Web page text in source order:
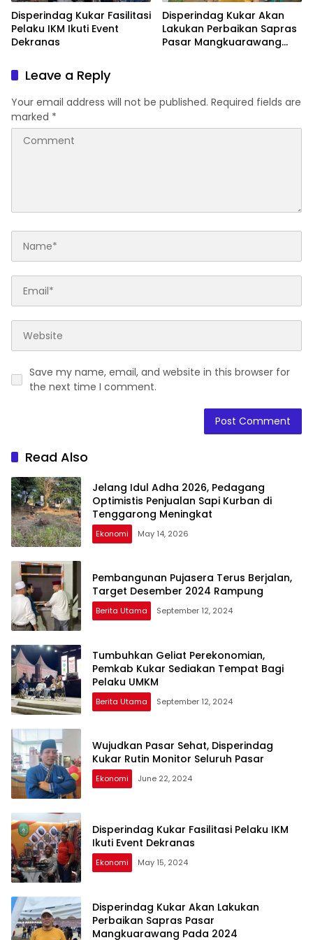
Disperindag Kukar Fasilitasi
Pelaku IKM Ikuti Event
Dekranas
Disperindag Kukar Akan
Lakukan Perbaikan Sapras
Pasar Mangkuarawang
Leave a Reply
Your email address will not be published. Required fields are
marked *
Save my name, email, and website in this browser for
the next time I comment.
Read Also
Jelang Idul Adha 2026, Pedagang
Optimistis Penjualan Sapi Kurban di
Tenggarong Meningkat
Ekonomi May 14, 2026
Pembangunan Pujasera Terus Berjalan,
Target Desember 2024 Rampung
Berita Utama September 12, 2024
Tumbuhkan Geliat Perekonomian,
Pemkab Kukar Sediakan Tempat Bagi
Pelaku UMKM
Berita Utama September 12, 2024
Wujudkan Pasar Sehat, Disperindag
Kukar Rutin Monitor Seluruh Pasar
Ekonomi June 22, 2024
Disperindag Kukar Fasilitasi Pelaku IKM
Ikuti Event Dekranas
Ekonomi May 15, 2024
Disperindag Kukar Akan Lakukan
Perbaikan Sapras Pasar
Mangkuarawang Pada 2024